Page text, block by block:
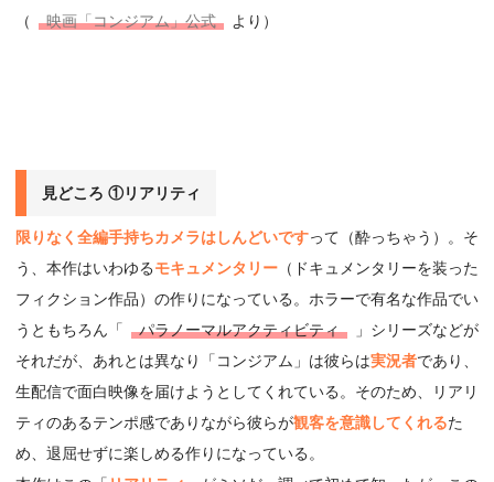
（
映画「コンジアム」公式 より）
見どころ ①リアリティ
限りなく全編手持ちカメラはしんどいですって（酔っちゃう）。そ
う、本作はいわゆるモキュメンタリー （ドキュメンタリーを装った
フィクション作品）の作りになっている。ホラーで有名な作品でい
うともちろん「
パラノーマルアクティビティ
」シリーズなどが
それだが、あれとは異なり「コンジアム」は彼らは実況者であり、
生配信で面白映像を届けようとしてくれている。そのため、リアリ
ティのあるテンポ感でありながら彼らが観客を意識してくれるた
め、退屈せずに楽しめる作りになっている。